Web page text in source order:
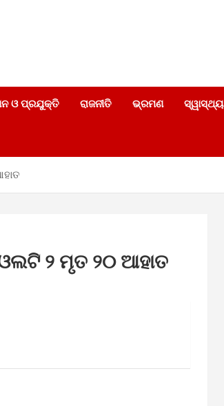
ଓ ପ୍ରଯୁକ୍ତି ରାଜନୀତି ଭ୍ରମଣ ସ୍ୱାସ୍ଥ୍ୟ
୨ ମୃତ ୨୦ ଆହାତ